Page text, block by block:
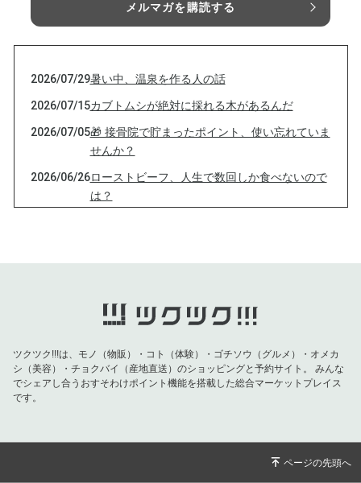
メルマガを購読する
2026/07/29暑い中、温泉を作る人の話
2026/07/15カブトムシが絶対に採れる木があるんだ
2026/07/05🎁 接骨院で貯まったポイント、使い忘れていま
せんか？
2026/06/26ローストビーフ、人生で数回しか食べないので
は？
IKEAのソフトクリームはずっと50円で助かる
2026/04/24 食べたいのではない、採りたいんだ
2026/04/17ダイヤモンドを発掘してきました！
2026/04/08
2026/03/25通知表がない小学校もあるらしいですね
ツクツク!!!は、モノ（物販）・コト（体験）・ゴチソウ（グルメ）・オメカ
シ（美容）・チョクバイ（産地直送）のショッピングと予約サイト。
みんな
でシェアし合うおすそわけポイント機能を搭載した総合マーケットプレイス
です。